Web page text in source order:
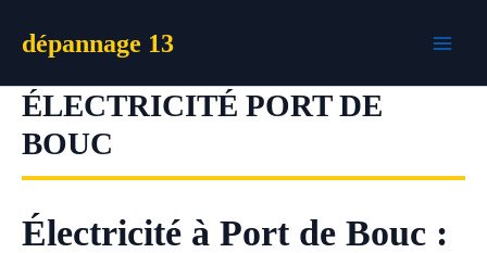
dépannage 13
ÉLECTRICITÉ PORT DE
BOUC
Électricité à Port de Bouc :